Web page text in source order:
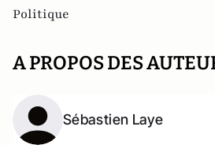
Politique
A PROPOS DES
Sébastien Laye